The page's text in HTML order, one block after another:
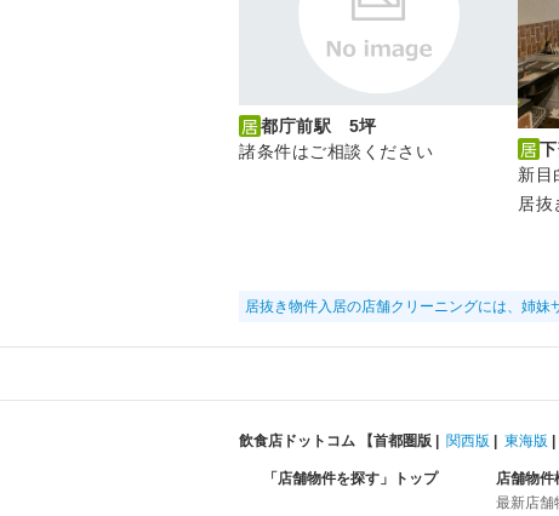
都庁前駅 5坪
諸条件はご相談ください
新
居抜
居抜き物件入居の店舗クリーニングには、姉
飲食店ドットコム 【首都圏版 関西版 東海版
「店舗物件を探す」トップ
店舗物件
最新店舗